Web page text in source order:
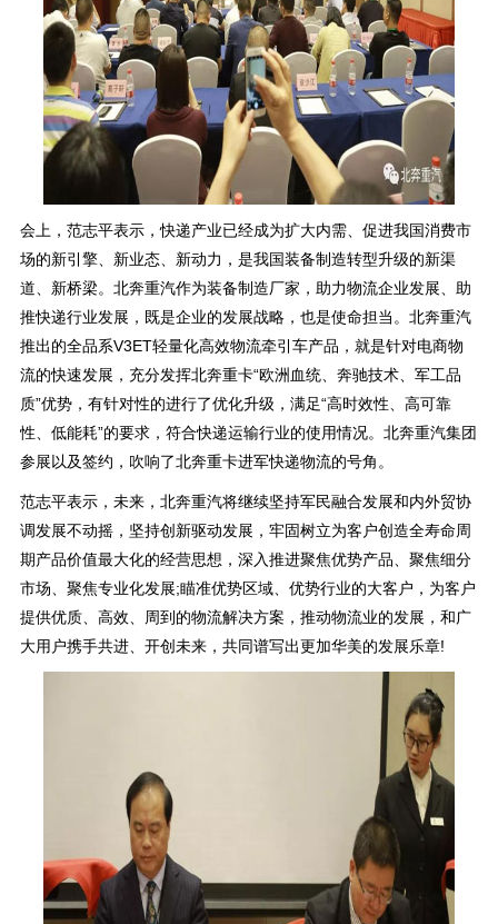
会上，范志平表示，快递产业已经成为扩大内需、促进我国消费市
场的新引擎、新业态、新动力，是我国装备制造转型升级的新渠
道、新桥梁。北奔重汽作为装备制造厂家，助力物流企业发展、助
推快递行业发展，既是企业的发展战略，也是使命担当。北奔重汽
推出的全品系V3ET轻量化高效物流牵引车产品，就是针对电商物
流的快速发展，充分发挥北奔重卡“欧洲血统、奔驰技术、军工品
质”优势，有针对性的进行了优化升级，满足“高时效性、高可靠
性、低能耗”的要求，符合快递运输行业的使用情况。北奔重汽集团
参展以及签约，吹响了北奔重卡进军快递物流的号角。
范志平表示，未来，北奔重汽将继续坚持军民融合发展和内外贸协
调发展不动摇，坚持创新驱动发展，牢固树立为客户创造全寿命周
期产品价值最大化的经营思想，深入推进聚焦优势产品、聚焦细分
市场、聚焦专业化发展;瞄准优势区域、优势行业的大客户，为客户
提供优质、高效、周到的物流解决方案，推动物流业的发展，和广
大用户携手共进、开创未来，共同谱写出更加华美的发展乐章!